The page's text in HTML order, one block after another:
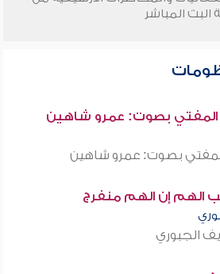
المباشر
بصوت: عمرو شاهين
بصوت: عمرو شاهين
الهم إن الهم منفرج
الجبوري